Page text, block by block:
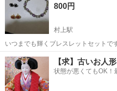
800円
村上駅
いつまでも輝くブレスレットセットで
ます！オンラインはお断りします
千葉 八千代市 村上駅 ア
【求】古いお人
状態が悪くてもOK！